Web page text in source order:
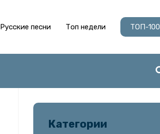
Русские песни Топ недели ТОП-100
Категории